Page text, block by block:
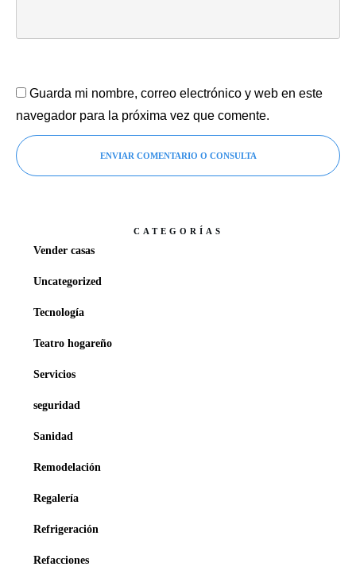
Guarda mi nombre, correo electrónico y web en este
navegador para la próxima vez que comente.
ENVIAR COMENTARIO O CONSULTA
CATEGORÍAS
Vender casas
Uncategorized
Tecnología
Teatro hogareño
Servicios
seguridad
Sanidad
Remodelación
Regalería
Refrigeración
Refacciones